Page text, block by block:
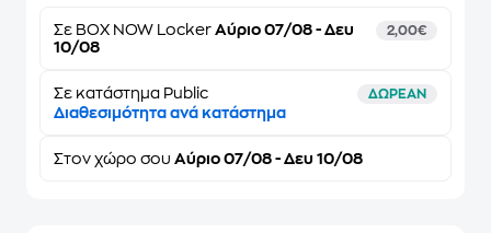
Σε BOX NOW Locker Αύριο 07/08 - Δευ
10/08
2,00€
Σε κατάστημα Public ΔΩΡΕΑΝ
Διαθεσιμότητα ανά κατάστημα
Στον χώρο σου Αύριο 07/08 - Δευ 10/08